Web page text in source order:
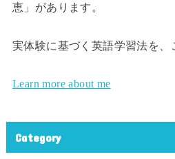
恵」があります。
実体験に基づく英語学習法を、
Learn more about me
Category